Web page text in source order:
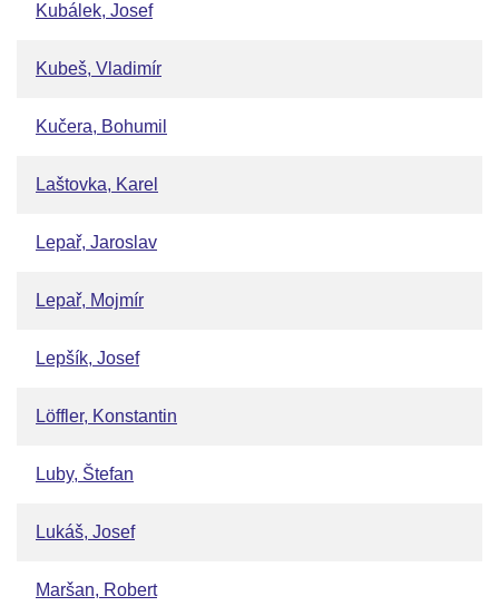
Kubálek, Josef
Kubeš, Vladimír
Kučera, Bohumil
Laštovka, Karel
Lepař, Jaroslav
Lepař, Mojmír
Lepšík, Josef
Löffler, Konstantin
Luby, Štefan
Lukáš, Josef
Maršan, Robert